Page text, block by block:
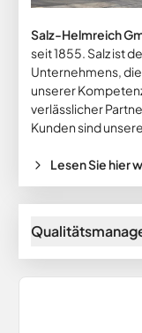
Salz-Helmreich
seit 1855. Salz ist
Unternehmens,
unserer
verlässlicher
Kunden sind
Lesen Sie hier